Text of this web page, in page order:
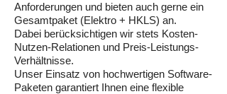
Anforderungen und bieten auch gerne ein
Gesamtpaket (Elektro + HKLS) an.
Dabei berücksichtigen wir stets Kosten-
Nutzen-Relationen und Preis-Leistungs-
Verhältnisse.
Unser Einsatz von hochwertigen Software-
Paketen garantiert Ihnen eine flexible